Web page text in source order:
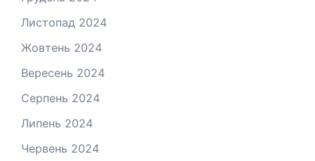
Листопад 2024
Жовтень 2024
Вересень 2024
Серпень 2024
Липень 2024
Червень 2024